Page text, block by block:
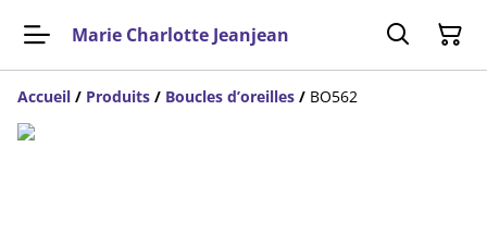
Marie Charlotte Jeanjean
Accueil / Produits / Boucles d’oreilles / BO562